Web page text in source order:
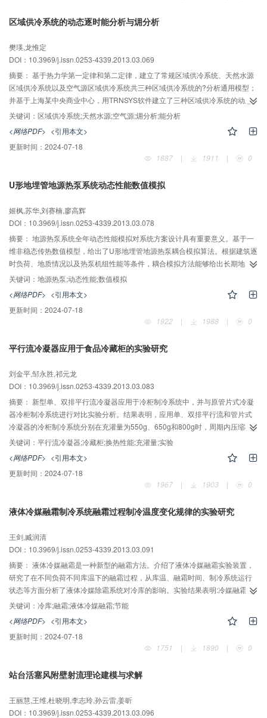
区域供冷系统的动态逐时能分析与㶲分析
樊瑛,龙惟定
DOI：10.3969/j.issn.0253-4339.2013.03.069
摘要： 基于热力学第一定律和第二定律，建立了常规区域供冷系统、天然水源
区域供冷系统以及空气源区域供冷系统共三种区域供冷系统的?分析通用模型；
并基于上海某中央商业中心，用TRNSYS软件建立了三种区域供冷系统的动态
逐时能分析与?分析模拟模型；分析了三种区域供冷系统的?损失、?效率以及系
统能效；提出了宜采用天然水源区域供冷系统的天然水源至冷水机组间的管路
长度限值的确定方法。结果发现，天然水源区域供冷系统的?效最高，其次为空
气源区域供冷系统，常规区域供冷系统的最小，其值分别为16.52%, 15.05%以
及12.12%；其单位冷量的?损失分别为0.289, 0.323以及0.414。另外，天然水
的最小，其系统电力能效依次为2.52、2.32以及2.2。
关键词： 区域供冷系统;天然水源;空气源;㶲分析;能分析
<网络PDF> <引用本文>
更新时间： 2024-07-18
1887
| 1911 | 0
U形地埋管地源热泵系统动态性能数值模拟
姬枫,苏华,刘赛楠,廖高辉
DOI：10.3969/j.issn.0253-4339.2013.03.078
摘要： 地源热泵系统全年动态性能模拟对系统方案设计具有重要意义。基于一
维非稳态传热数值模型，给出了U形地埋管地源热泵耦合模拟算法。根据建筑逐
时负荷、地质情况以及热泵机组性能等条件，耦合模拟方法能够给出长期地
温、水温以及系统能耗信息，为方案评估提供依据。与基于解析模型的模拟算
法进行了交叉比较，表明数值模型计算准确，计算速度快，具有工程实用性。
对某案例进行全年逐时分析，根据模拟结果对钻孔数目及钻孔间距的选择提出
相应的建议。
关键词： 地源热泵;动态性能;数值模拟
<网络PDF> <引用本文>
更新时间： 2024-07-18
1922
| 1988 | 0
平行流冷凝器应用于食品冷藏柜的实验研究
刘金平,邹永胜,祁元龙
DOI：10.3969/j.issn.0253-4339.2013.03.083
摘要： 新型单、双排平行流冷凝器应用于冷柜制冷系统中，并与原管片式冷凝
器冷柜制冷系统进行对比实验分析。结果表明，应用单、双排平行流和管片式
冷凝器的冷柜制冷系统分别在充灌量为550g、650g和800g时，周期内压缩机
平均功耗最小，其中双排平行流冷凝器周期内压缩机平均功耗最小，单排平行
流和管片式冷凝器相当。平行流冷凝器的空气侧换热性能明显优于管片式冷凝
器。实验所用单、双排平行流冷凝器仅为管片式冷凝器换热体积的四分之一和
二分之一，将平行流冷凝器应用于冷柜系统中将有利于解决冷柜冷凝器在恶劣
环境下运行换热量不足的问题和降低成本费用。
关键词： 平行流冷凝器;冷藏柜;换热性能;充灌量;实验
<网络PDF> <引用本文>
更新时间： 2024-07-18
1967
| 1903 | 0
液体冷媒融霜制冷系统融霜过程制冷温度变化规律的实验研究
王剑,臧润清
DOI：10.3969/j.issn.0253-4339.2013.03.091
摘要： 液体冷媒融霜是一种新型的融霜方法。介绍了液体冷媒融霜实验装置，
研究了在不同负荷不同库温下的融霜过程，从库温、融霜时间、制冷系统运行
状态等方面分析了液体冷媒除霜系统对冷库的影响。实验结果表明:冷媒融霜可
通过高压液体制冷剂与冰霜的热交换过程得到过冷来回收冰霜冷量。在被融霜
蒸发器停止融霜后切换的瞬间，库温有较大幅度的上升。无负荷实验库温高
于-5℃时，融霜过程库温依旧降低，说明液体冷媒方案可以用于制冷过程不能
停止的速冻装置上。
关键词： 冷库;融霜;液体冷媒融霜;节能
<网络PDF> <引用本文>
更新时间： 2024-07-18
1751
| 1890 | 0
站台活塞风附壁射流理论建模与求解
王丽慧,王维,杜晓明,李志玲,孙云雷,姜昕
DOI：10.3969/j.issn.0253-4339.2013.03.096